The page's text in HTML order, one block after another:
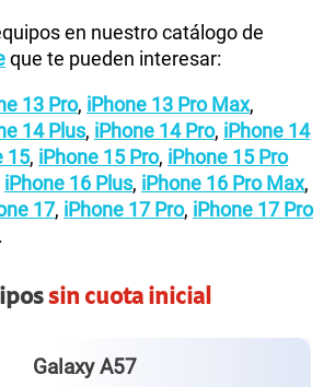
en nuestro catálogo de
que te pueden interesar:
13 Pro, iPhone 13 Pro Max,
14 Plus, iPhone 14 Pro, iPhone 14
15, iPhone 15 Pro, iPhone 15 Pro
iPhone 16 Plus, iPhone 16 Pro Max,
17, iPhone 17 Pro, iPhone 17 Pro
sin cuota inicial
Galaxy A57